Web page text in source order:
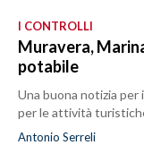
I CONTROLLI
Muravera,
potabile
Una buona notizia
per le attività
Antonio Serreli